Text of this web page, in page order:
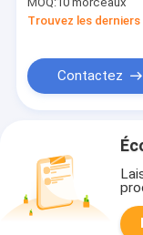
de magasin
d'affichage
Trouvez les derniers
Contactez